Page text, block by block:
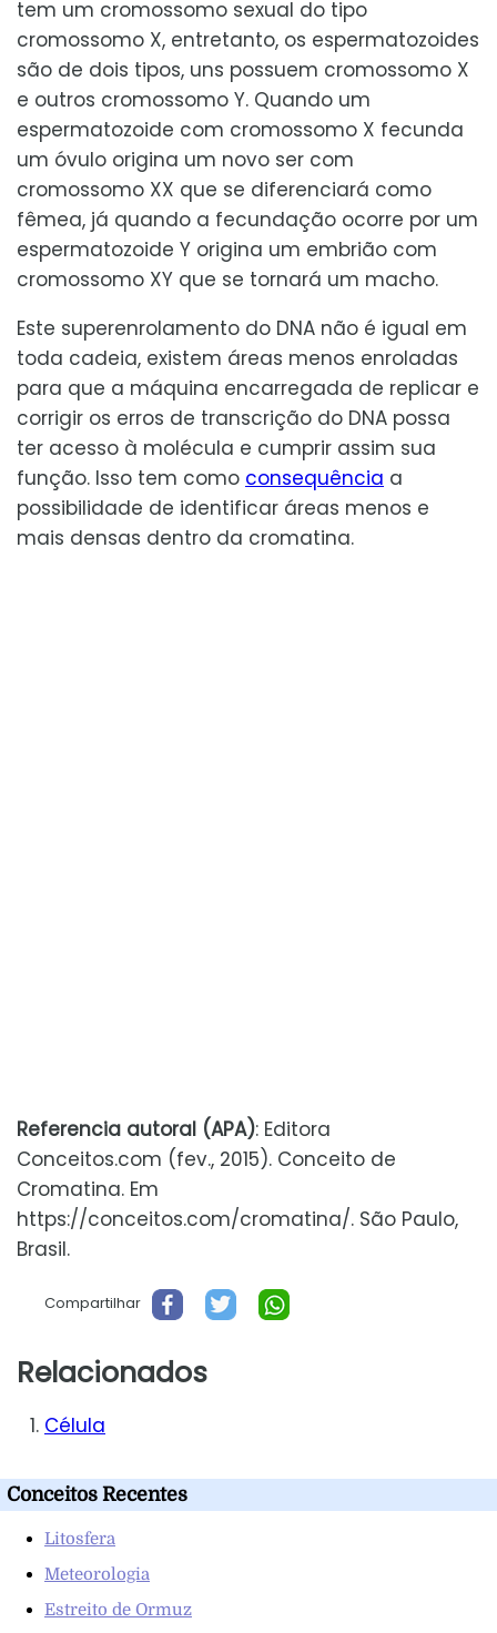
tem um cromossomo sexual do tipo
cromossomo X, entretanto, os espermatozoides
são de dois tipos, uns possuem cromossomo X
e outros cromossomo Y. Quando um
espermatozoide com cromossomo X fecunda
um óvulo origina um novo ser com
cromossomo XX que se diferenciará como
fêmea, já quando a fecundação ocorre por um
espermatozoide Y origina um embrião com
cromossomo XY que se tornará um macho.
Este superenrolamento do DNA não é igual em
toda cadeia, existem áreas menos enroladas
para que a máquina encarregada de replicar e
corrigir os erros de transcrição do DNA possa
ter acesso à molécula e cumprir assim sua
função. Isso tem como consequência a
possibilidade de identificar áreas menos e
mais densas dentro da cromatina.
Referencia autoral (APA): Editora
Conceitos.com (fev., 2015). Conceito de
Cromatina. Em
https://conceitos.com/cromatina/. São Paulo,
Brasil.
Compartilhar
Relacionados
Célula
Conceitos Recentes
Litosfera
Meteorologia
Estreito de Ormuz